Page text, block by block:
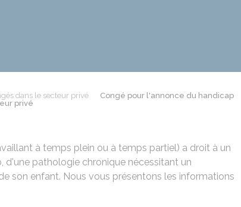
dans le secteur privé
Congé pour l'annonce du handicap
privé
à temps plein ou à temps partiel) a droit à un
d'une pathologie chronique nécessitant un
son enfant. Nous vous présentons les informations